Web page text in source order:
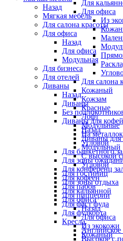
Для
Для офиса
Из
Для салона
Кожаный
Кожзам
Красные
Лофт
Модульные
На
Угловой
Для банкетного
Для зоны
Для конференц
Для кофеен
Для пабов
Для пиццерии
Для фаст фуда
Для фудкорта
Кресла
Высокое с
Назад
Мягкая мебель
Для салона красоты
Для офиса
Назад
Для офиса
Модульная
Для бизнеса
Для отелей
Диваны
Назад
Диваны
Без
Диваны для
Назад
Диваны для
Модульный
С высокой
Угловой
Для гостиниц
Для зоны отдыха
Для кальянной
Для офиса
Назад
Для офиса
Из экокожи
Кожаный